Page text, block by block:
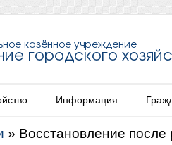
Информация
» Восстановление после